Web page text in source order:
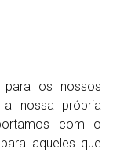
para os nossos
nossa própria
com o
aqueles que